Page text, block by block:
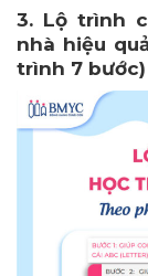
3. Lộ trình
nhà hiệu
trình 7 bước)